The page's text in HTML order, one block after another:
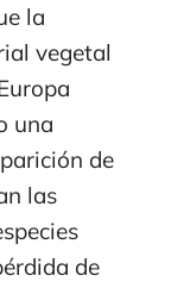
la
vegetal
una
de
las
de